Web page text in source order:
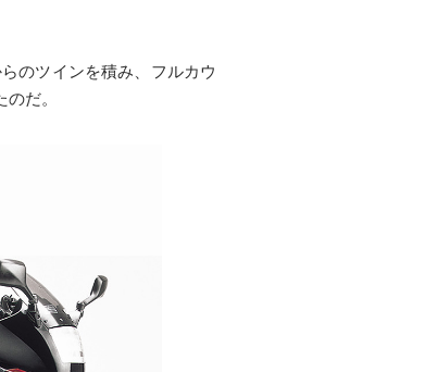
のツインを積み、フルカウ
だ。